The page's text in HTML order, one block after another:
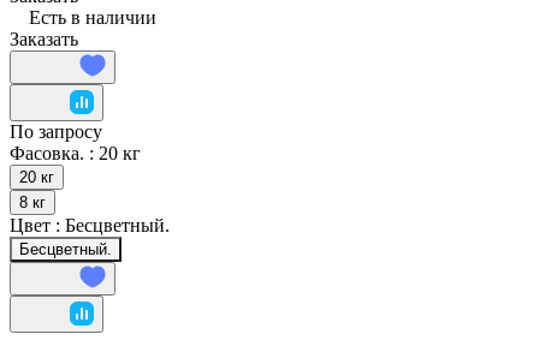
Есть в наличии
Заказать
По запросу
Фасовка. : 20 кг
20 кг
8 кг
Цвет : Бесцветный.
Бесцветный.